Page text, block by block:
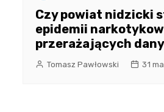
Czy powiat nidzicki
epidemii
przerażających
Tomasz Pawłowski 31